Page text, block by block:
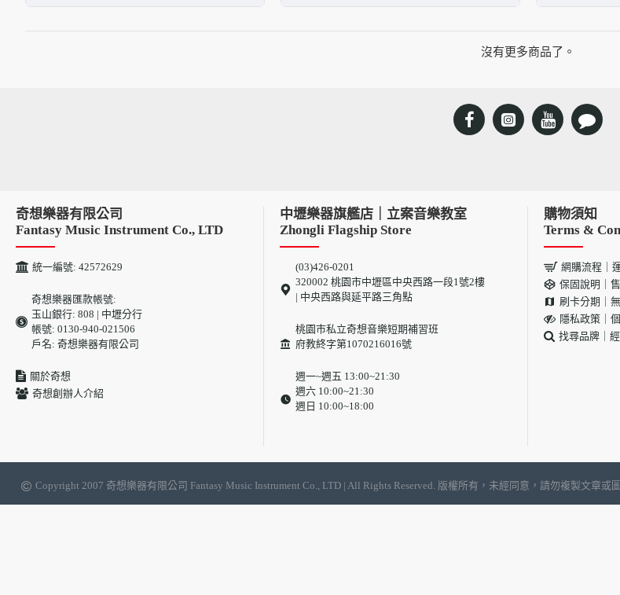
沒有更多商品了。
奇想樂器有限公司
Fantasy Music Instrument Co., LTD
統一編號: 42572629
奇想樂器匯款帳號:
玉山銀行: 808 | 中壢分行
帳號: 0130-940-021506
戶名: 奇想樂器有限公司
關於奇想
奇想創辦人介紹
中壢樂器旗艦店｜立案音樂教室
Zhongli Flagship Store
(03)426-0201
320002 桃園市中壢區中央西路一段1號2樓
| 中央西路與延平路三角點
桃園市私立奇想音樂短期補習班
府教終字第1070216016號
週一~週五 13:00~21:30
週六 10:00~21:30
週日 10:00~18:00
購物須知
Terms &
網購流程｜
保固說明｜
刷卡分期｜
隱私政策｜
找尋品牌｜
Copyright 2007 奇想樂器有限公司 Fantasy Music Instrument Co., LTD | All Rights Reserved. 版權所有，未經同意，請勿複製文章或